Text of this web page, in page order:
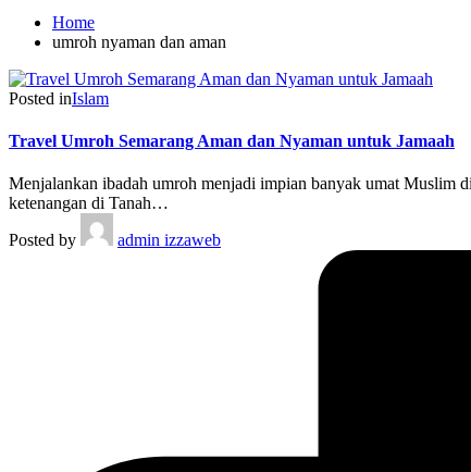
Home
umroh nyaman dan aman
Posted inIslam
Travel Umroh Semarang Aman dan Nyaman untuk Jamaah
Menjalankan ibadah umroh menjadi impian banyak umat Muslim
ketenangan di Tanah…
Posted by
admin izzaweb